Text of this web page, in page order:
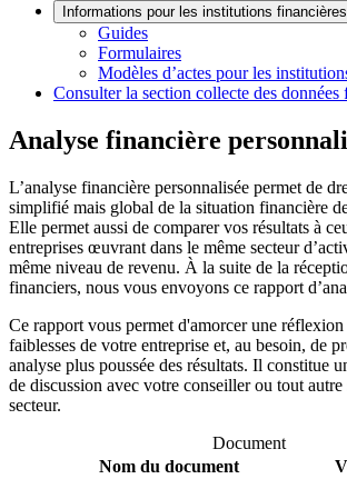
Informations pour les institutions
Guides
Formulaires
Modèles d’actes pour les
Consulter la section collecte des données
Analyse financière
L’analyse financière personnalisée permet de
simplifié mais global de la situation financière
Elle permet aussi de comparer vos résultats à
entreprises œuvrant dans le même secteur
même niveau de revenu. À la suite de la
financiers, nous vous envoyons ce rapport
Ce rapport vous permet d'amorcer une réflexion
faiblesses de votre entreprise et, au besoin, de
analyse plus poussée des résultats. Il constitue
de discussion avec votre conseiller ou tout autre
secteur.
Document
Nom du document